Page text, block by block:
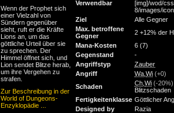
Wenn der Prophet sich
einer Vielzahl von
Sündern gegenüber
sieht, ruft er die Kräfte
Lions an, um das
göttliche Urteil über sie
zu sprechen. Der
Himmel öffnet sich, und
Lion sendet Blitze herab,
um ihre Vergehen zu
strafen.
Zur Beschreibung in der
World of Dungeons-
Enzyklopädie ...
Verwendbar
[img]/wod/
8/images/
Ziel
Alle Gegner
Max. betroffene
Gegner
2 +12% der
Mana-Kosten
6 (7)
Gegenstand
-
Angriffstyp
Zauber
Angriff
Wa Wi (+0)
Schaden
Ch Wi (-20%)
Blitzschaden
Fertigkeitenklasse Göttlicher
Designed by
Razia